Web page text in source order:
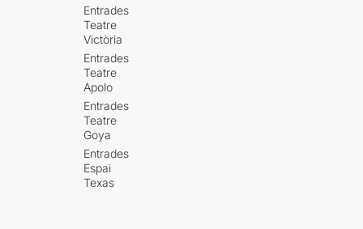
Entrades
Teatre
Victòria
Entrades
Teatre
Apolo
Entrades
Teatre
Goya
Entrades
Espai
Texas